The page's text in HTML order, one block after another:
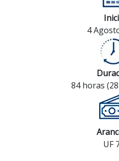
4
84 horas
UF